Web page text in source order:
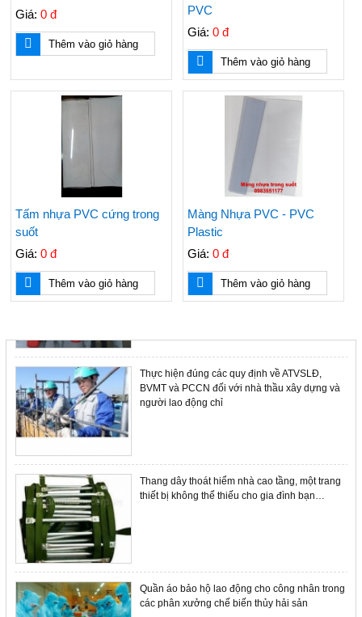
Giá: 0 đ
Thêm vào giỏ hàng
PVC
Giá: 0 đ
Thêm vào giỏ hàng
Tấm nhựa PVC cứng trong
suốt
Giá: 0 đ
Thêm vào giỏ hàng
Màng Nhựa PVC - PVC
Plastic
Giá: 0 đ
Thêm vào giỏ hàng
cuộn rào điện, cuộn nhựa điện, cuộn vàng
Nơi bán nón BHLĐ giá rẻ, nón nhựa cho công
nhân, nón công nhân, nón cam, nón công nhân
rẻ
Lựa chọn giầy bảo hộ lao động phù hợp cho
48/2015/TT-BCA, NHỮNG ĐIỀU BẠN CẦN
BIẾT
Thực hiện đúng các quy định về ATVSLĐ,
BVMT và PCCN đối với nhà thầu xây dựng và
người lao động chỉ
Thang dây thoát hiểm nhà cao tầng, một trang
thiết bị không thể thiếu cho gia đình bạn…
Quần áo bảo hộ lao động cho công nhân trong
các phân xưởng chế biến thủy hải sản